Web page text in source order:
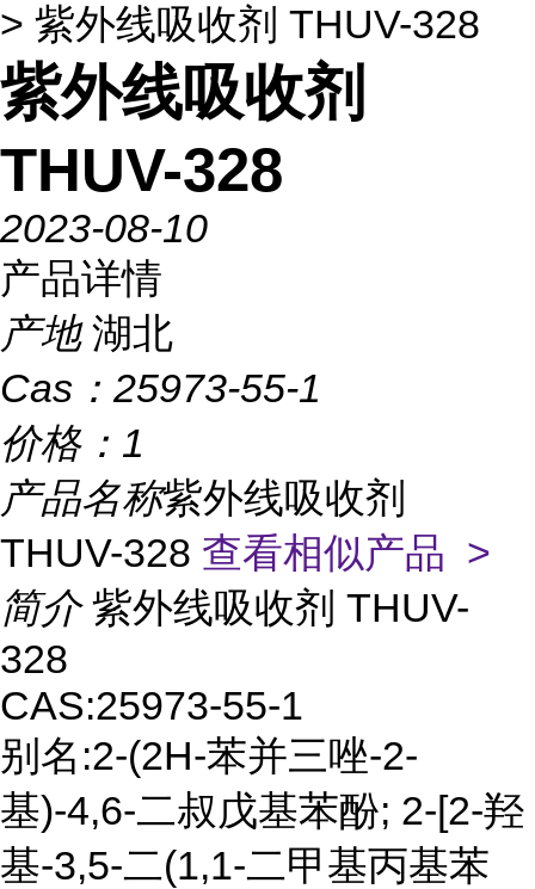
> 紫外线吸收剂 THUV-328
紫外线吸收剂
THUV-328
2023-08-10
产品详情
产地 湖北
Cas： 25973-55-1
价格： 1
产品名称紫外线吸收剂
THUV-328 查看相似产品 >
简介 紫外线吸收剂 THUV-
328
CAS:25973-55-1
别名:2-(2H-苯并三唑-2-
基)-4,6-二叔戊基苯酚; 2-[2-羟
基-3,5-二(1,1-二甲基丙基苯